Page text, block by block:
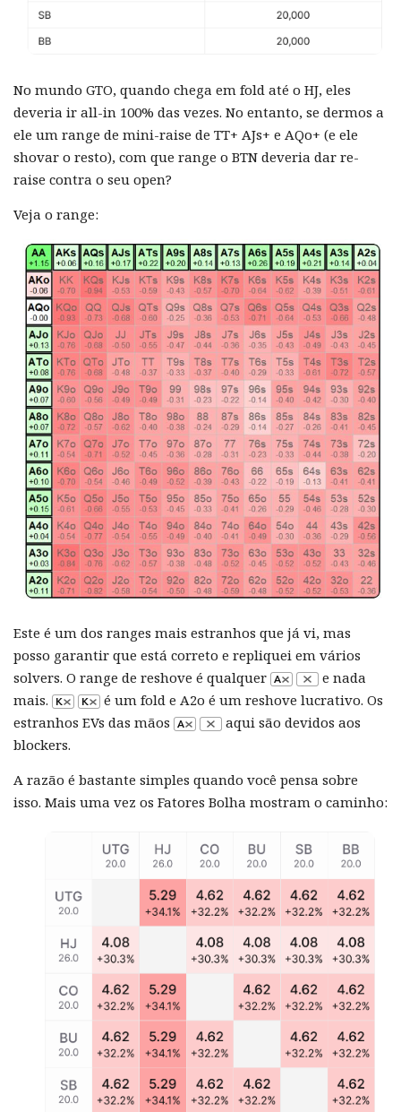
No mundo GTO, quando chega em fold até o HJ, eles
deveria ir all-in 100% das vezes. No entanto, se dermos a
ele um range de mini-raise de TT+ AJs+ e AQo+ (e ele
shovar o resto), com que range o BTN deveria dar re-
raise contra o seu open?
Veja o range:
Este é um dos ranges mais estranhos que já vi, mas
posso garantir que está correto e repliquei em vários
solvers. O range de reshove é qualquer
e nada
mais.
é um fold e A2o é um reshove lucrativo. Os
estranhos EVs das mãos
aqui são devidos aos
blockers.
A razão é bastante simples quando você pensa sobre
isso. Mais uma vez os Fatores Bolha mostram o caminho: